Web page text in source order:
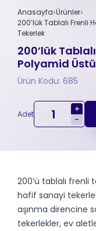
Anasayfa Ürünler
200’lük Tablalı Frenli
Tekerlek
200’lük
Polyamid
Ürün Kodu: 685
Adet
+
-
200’ü tablalı frenli
hafif sanayi
aşınma direncine
tekerlekler, ev